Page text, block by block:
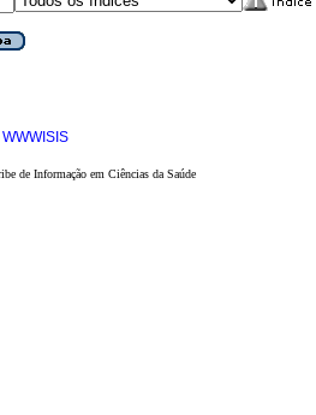
WWWISIS
de Informação em Ciências da Saúde